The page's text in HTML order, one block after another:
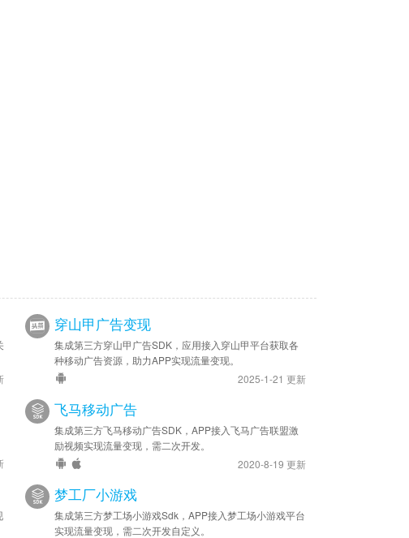
穿山甲广告变现
集成第三方穿山甲广告SDK，应用接入穿山甲平台获取各
种移动广告资源，助力APP实现流量变现。
2025-1-21 更新
飞马移动广告
集成第三方飞马移动广告SDK，APP接入飞马广告联盟激
励视频实现流量变现，需二次开发。
2020-8-19 更新
梦工厂小游戏
集成第三方梦工场小游戏Sdk，APP接入梦工场小游戏平台
实现流量变现，需二次开发自定义。